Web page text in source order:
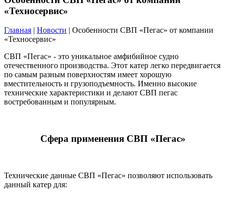
«Техносервис»
Главная | Новости | Особенности СВП «Пегас» от компании
«Техносервис»
СВП «Пегас» - это уникальное амфибийное судно
отечественного производства. Этот катер легко передвигается
по самым разным поверхностям имеет хорошую
вместительность и грузоподъемность. Именно высокие
технические характеристики и делают СВП пегас
востребованным и популярным.
Сфера применения СВП «Пегас»
Технические данные СВП «Пегас» позволяют использовать
данный катер для: